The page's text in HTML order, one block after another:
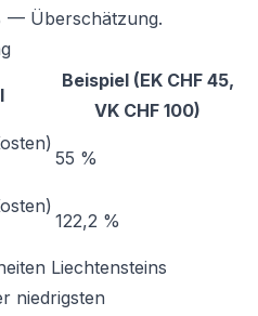
— Überschätzung.
Beispiel (EK CHF 45,
VK CHF 100)
55 %
122,2 %
Liechtensteins
niedrigsten